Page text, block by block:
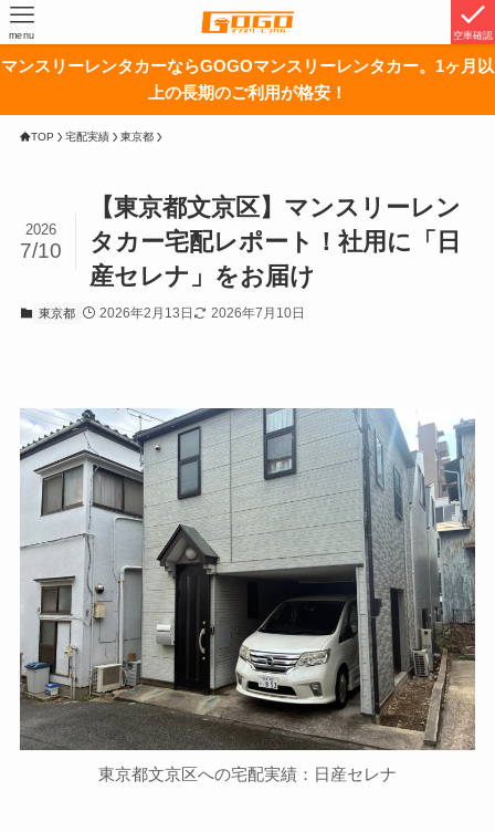
空車確認
menu
マンスリーレンタカーならGOGOマンスリーレンタカー。1ヶ月以
上の長期のご利用が格安！
TOP 宅配実績 東京都
【東京都文京区】マンスリーレン
タカー宅配レポート！社用に「日
産セレナ」をお届け
2026
7/10
東京都 2026年2月13日 2026年7月10日
東京都文京区への宅配実績：日産セレナ